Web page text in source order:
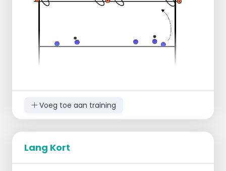
Organisatie:
Voeg toe aan training
Lang Kort